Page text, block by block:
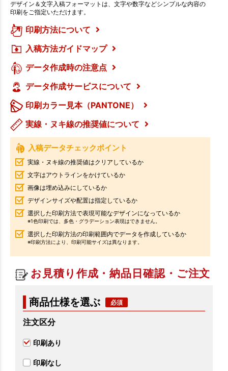
デザイン＆文字入稿フォーマットは、文字や数字などシンプルな内容の
印刷をご指定いただけます。
印刷方法について
入稿方法ガイドマップ
データ作成時の注意点
データ作成サービスについて
印刷カラー見本（PANTONE）
実線・ヌキ線の推奨値について
入稿データチェックポイント
実線・ヌキ線の推奨値はクリアしているか
文字はアウトラインをかけているか
画像は埋め込みにしているか
デザインサイズや配置は指定しているか
選択した印刷方法で表現可能なデザインになっているか
※1色印刷では、多色・グラデーション表現はできません。
選択した印刷方法の印刷範囲内でデータを作成しているか
※印刷方法により、印刷可能サイズは異なります。
お見積り作成・納品日確認・ご注文
商品仕様を選ぶ
注文区分
印刷あり
印刷なし